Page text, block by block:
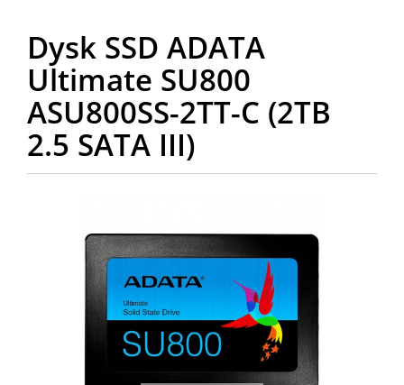
Dysk SSD ADATA
Ultimate SU800
ASU800SS-2TT-C (2TB
2.5 SATA III)